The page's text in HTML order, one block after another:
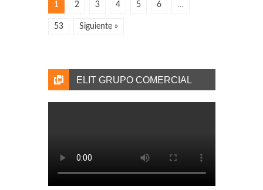
1 2 3 4 5 6 …
53 Siguiente »
ELIT GRUPO COMERCIAL